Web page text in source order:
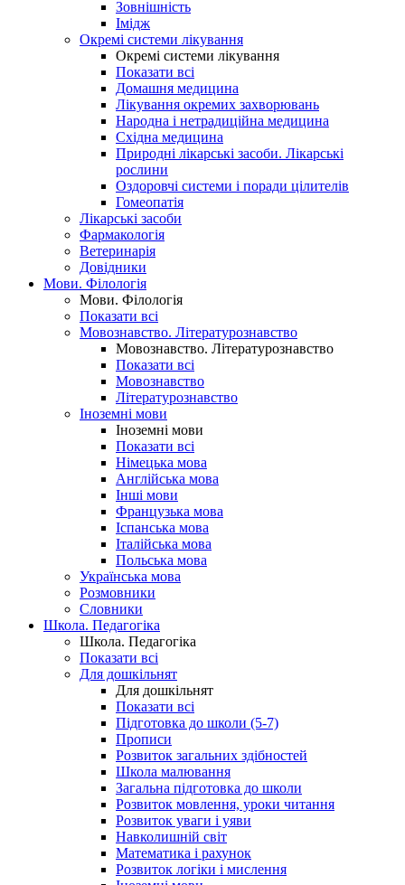
Зовнішність
Імідж
Окремі системи лікування
Окремі системи лікування
Показати всі
Домашня медицина
Лікування окремих захворювань
Народна і нетрадиційна медицина
Східна медицина
Природні лікарські засоби. Лікарські
рослини
Оздоровчі системи і поради цілителів
Гомеопатія
Лікарські засоби
Фармакологія
Ветеринарія
Довідники
Мови. Філологія
Мови. Філологія
Показати всі
Мовознавство. Літературознавство
Мовознавство. Літературознавство
Показати всі
Мовознавство
Літературознавство
Іноземні мови
Іноземні мови
Показати всі
Німецька мова
Англійська мова
Інші мови
Французька мова
Іспанська мова
Італійська мова
Польська мова
Українська мова
Розмовники
Словники
Школа. Педагогіка
Школа. Педагогіка
Показати всі
Для дошкільнят
Для дошкільнят
Показати всі
Підготовка до школи (5-7)
Прописи
Розвиток загальних здібностей
Школа малювання
Загальна підготовка до школи
Розвиток мовлення, уроки читання
Розвиток уваги і уяви
Навколишній світ
Математика і рахунок
Розвиток логіки і мислення